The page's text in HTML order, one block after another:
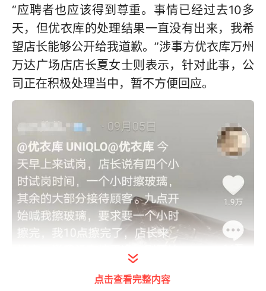
“应聘者也应该得到尊重。事情已经过去10多
天，但优衣库的处理结果一直没有出来，我希
望店长能够公开给我道歉。”涉事方优衣库万州
万达广场店店长夏女士则表示，针对此事，公
司正在积极处理当中，暂不方便回应。
点击查看完整内容